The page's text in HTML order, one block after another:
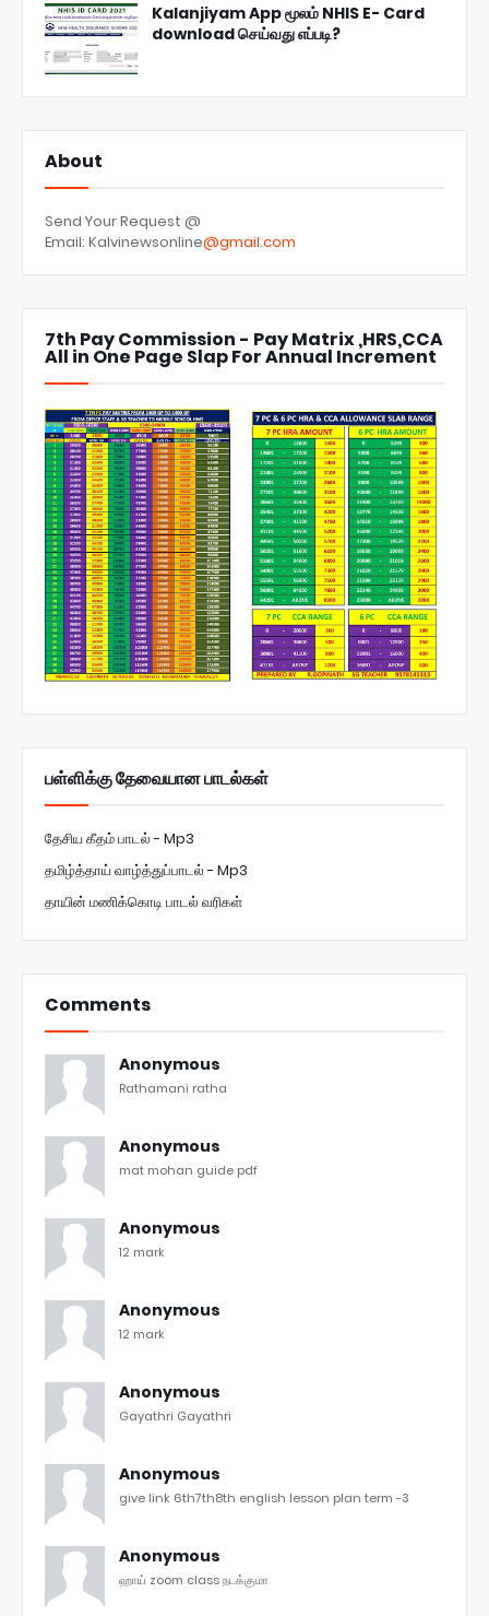
Kalanjiyam App மூலம் NHIS E- Card
download செய்வது எப்படி?
About
Send Your Request @
Email: Kalvinewsonline@gmail.com
7th Pay Commission - Pay Matrix ,HRS,CCA
All in One Page Slap For Annual Increment
பள்ளிக்கு தேவையான பாடல்கள்
தேசிய கீதம் பாடல் - Mp3
தமிழ்த்தாய் வாழ்த்துப்பாடல் - Mp3
தாயின் மணிக்கொடி பாடல் வரிகள்
Comments
Anonymous
Rathamani ratha
Anonymous
mat mohan guide pdf
Anonymous
12 mark
Anonymous
12 mark
Anonymous
Gayathri Gayathri
Anonymous
give link 6th7th8th english lesson plan term -3
Anonymous
ஹாய் zoom class நடக்குமா